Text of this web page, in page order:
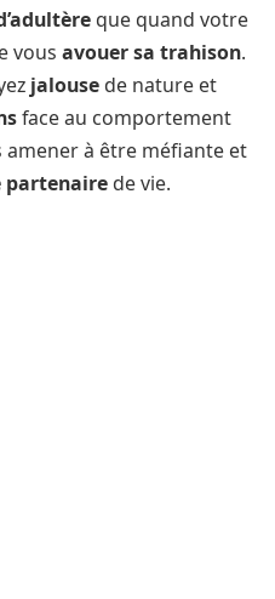
que quand votre
vous avouer sa trahison.
jalouse de nature et
face au comportement
amener à être méfiante et
partenaire de vie.